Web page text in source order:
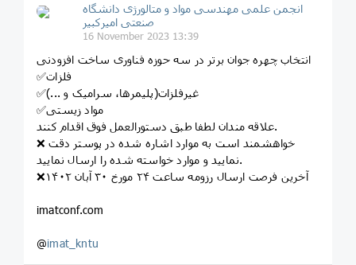
انجمن علمی مهندسی مواد و متالورژی دانشگاه
صنعتی امیرکبیر
16 November 2023 13:39
انتخاب چهره جوان برتر در سه حوزه فناوری ساخت افزودنی
✅فلزات
✅غیرفلزات(پلیمرها، سرامیک و ...)
✅مواد زیستی
علاقه مندان لطفا طبق دستورالعمل فوق اقدام کنند.
❌ خواهشمند است به موارد اشاره شده در پوستر دقت
نمایید و موارد خواسته شده را ارسال نمایید.
❌آخرین فرصت ارسال رزومه ساعت ۲۴ مورخ ۳۰ آبان ۱۴۰۲
imatconf.com
@imat_kntu